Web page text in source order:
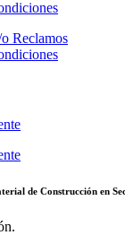
Reclamos
de Construcción en